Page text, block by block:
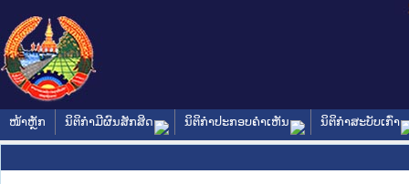
ໜ້າຫຼັກ ນິຕິກໍາມີຜົນສັກສິດ ນິຕິກໍາປະກອບຄໍາເຫັນ ນິຕິກໍາສະບັບເກົ່າ